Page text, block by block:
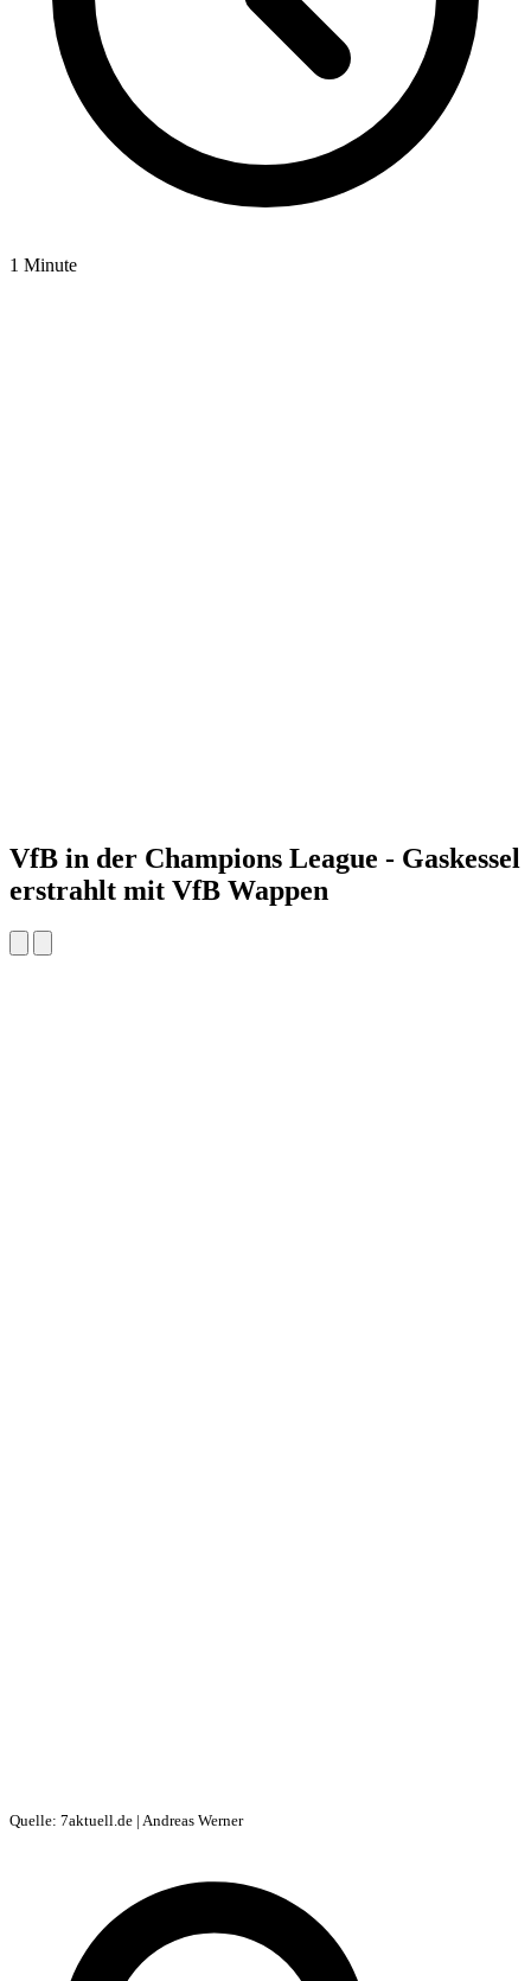
1 Minute
VfB in der Champions League - Gaskessel
erstrahlt mit VfB Wappen
Quelle: 7aktuell.de | Andreas Werner